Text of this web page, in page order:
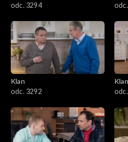
3201–3300
3101–3200
3001–3100
2901–3000
2801–2900
odc. 3294
Klan
odc. 3292
Klan